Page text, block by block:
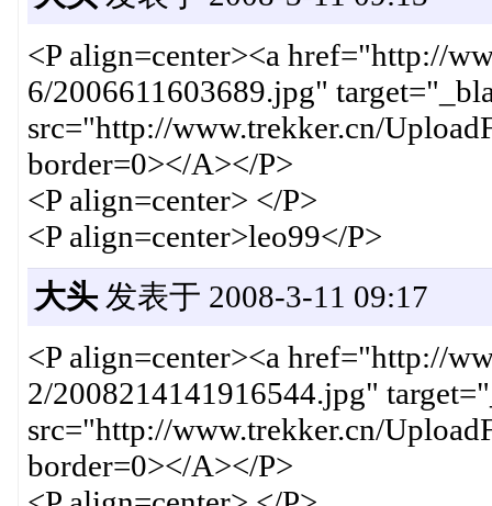
<P align=center><a href="http://
6/2006611603689.jpg"
src="http://www.trekker.cn/
border=0></A></P>
<P align=center> </P>
<P align=center>leo99</P>
大头发表于 2008-3-11 09:17
<P align=center><a href="http://
2/2008214141916544.jpg"
src="http://www.trekker.cn/
border=0></A></P>